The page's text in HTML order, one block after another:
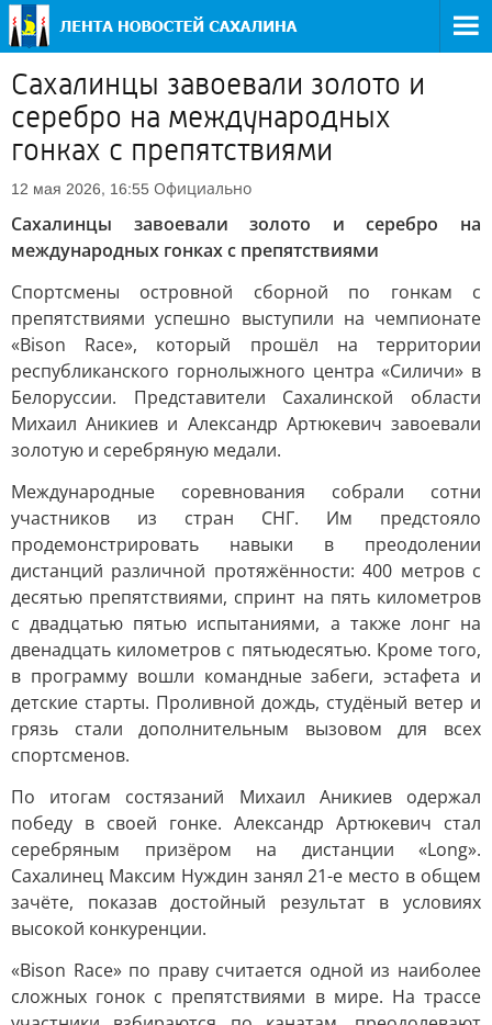
Сахалинцы завоевали золото и
серебро на международных
гонках с препятствиями
12 мая 2026, 16:55 Официально
Сахалинцы завоевали золото и серебро на
международных гонках с препятствиями
Спортсмены островной сборной по гонкам с
препятствиями успешно выступили на чемпионате
«Bison Race», который прошёл на территории
республиканского горнолыжного центра «Силичи» в
Белоруссии. Представители Сахалинской области
Михаил Аникиев и Александр Артюкевич завоевали
золотую и серебряную медали.
Международные соревнования собрали сотни
участников из стран СНГ. Им предстояло
продемонстрировать навыки в преодолении
дистанций различной протяжённости: 400 метров с
десятью препятствиями, спринт на пять километров
с двадцатью пятью испытаниями, а также лонг на
двенадцать километров с пятьюдесятью. Кроме того,
в программу вошли командные забеги, эстафета и
детские старты. Проливной дождь, студёный ветер и
грязь стали дополнительным вызовом для всех
спортсменов.
По итогам состязаний Михаил Аникиев одержал
победу в своей гонке. Александр Артюкевич стал
серебряным призёром на дистанции «Long».
Сахалинец Максим Нуждин занял 21-е место в общем
зачёте, показав достойный результат в условиях
высокой конкуренции.
«Bison Race» по праву считается одной из наиболее
сложных гонок с препятствиями в мире. На трассе